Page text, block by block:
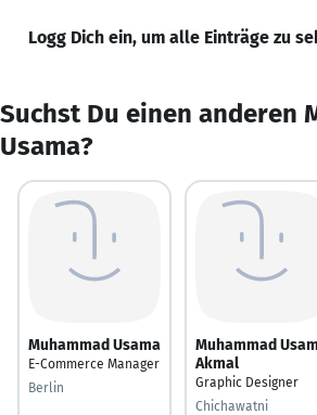
Logg Dich ein, um alle Einträge zu
Suchst Du einen anderen
Usama?
Muhammad Usama
E-Commerce Manager
Berlin
Muhammad
Akmal
Graphic Designer
Chichawatni